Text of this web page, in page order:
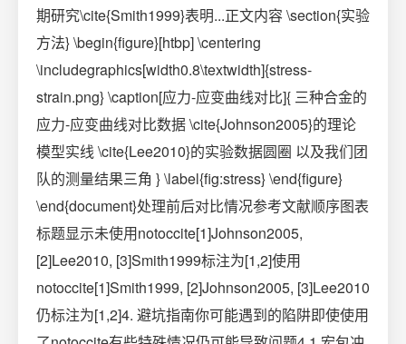
期研究\cite{Smith1999}表明...正文内容 \section{实验
方法} \begin{figure}[htbp] \centering
\includegraphics[width0.8\textwidth]{stress-
strain.png} \caption[应力-应变曲线对比]{ 三种合金的
应力-应变曲线对比数据 \cite{Johnson2005}的理论
模型实线 \cite{Lee2010}的实验数据圆圈 以及我们团
队的测量结果三角 } \label{fig:stress} \end{figure}
\end{document}处理前后对比情况参考文献顺序图表
标题显示未使用notoccite[1]Johnson2005,
[2]Lee2010, [3]Smith1999标注为[1,2]使用
notoccite[1]Smith1999, [2]Johnson2005, [3]Lee2010
仍标注为[1,2]4. 避坑指南你可能遇到的陷阱即使使用